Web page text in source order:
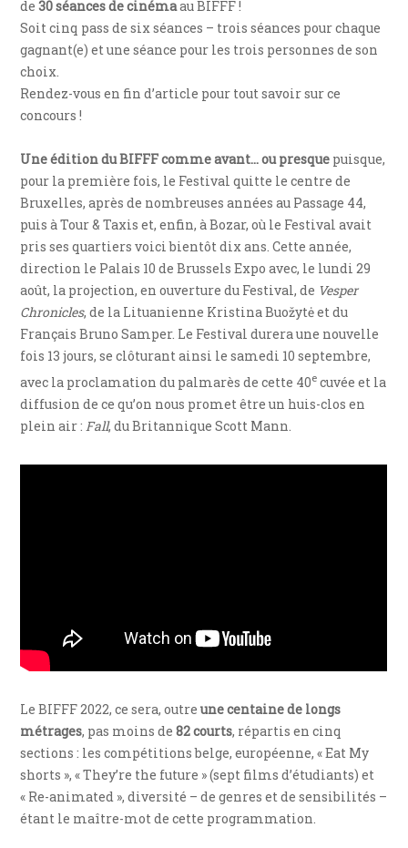
de30 séances de cinémaau BIFFF !
Soit cinq pass de six séances – trois séances pour chaque
gagnant(e) et une séance pour les trois personnes de son
choix.
Rendez-vous en fin d’article pour tout savoir sur ce
concours !
Une édition du BIFFF comme avant… ou presque puisque,
pour la première fois, le Festival quitte le centre de
Bruxelles, après de nombreuses années au Passage 44,
puis à Tour & Taxis et, enfin, à Bozar, où le Festival avait
pris ses quartiers voici bientôt dix ans. Cette année,
direction le Palais 10 de Brussels Expo avec, le lundi 29
août, la projection, en ouverture du Festival, de Vesper
Chronicles, de la Lituanienne Kristina Buožytė et du
Français Bruno Samper. Le Festival durera une nouvelle
fois 13 jours, se clôturant ainsi le samedi 10 septembre,
avec la proclamation du palmarès de cette 40e cuvée et la
diffusion de ce qu’on nous promet être un huis-clos en
plein air : Fall, du Britannique Scott Mann.
Le BIFFF 2022, ce sera, outreune centaine de longs
métrages, pas moins de82 courts, répartis en cinq
sections : les compétitions belge, européenne, « Eat My
shorts », « They’re the future » (sept films d’étudiants) et
« Re-animated », diversité – de genres et de sensibilités –
étant le maître-mot de cette programmation.